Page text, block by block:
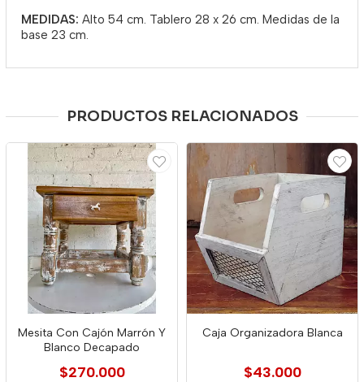
MEDIDAS: Alto 54 cm. Tablero 28 x 26 cm. Medidas de la
base 23 cm.
PRODUCTOS RELACIONADOS
Mesita Con Cajón Marrón Y
Blanco Decapado
$270.000
Caja Organizadora Blanca
$43.000